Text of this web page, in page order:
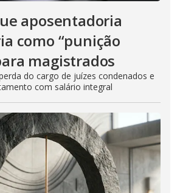
aposentadoria
como “punição
magistrados
do cargo de juízes condenados e
com salário integral